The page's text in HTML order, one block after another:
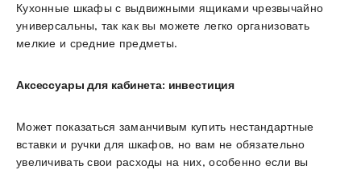
Кухонные шкафы с выдвижными ящиками чрезвычайно
универсальны, так как вы можете легко организовать
мелкие и средние предметы.
Аксессуары для кабинета: инвестиция
Может показаться заманчивым купить нестандартные
вставки и ручки для шкафов, но вам не обязательно
увеличивать свои расходы на них, особенно если вы